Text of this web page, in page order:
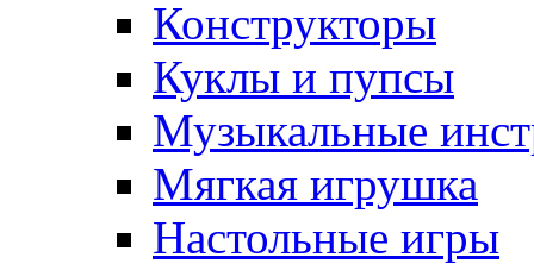
Конструкторы
Куклы и пупсы
Музыкальные
Мягкая игрушка
Настольные игры